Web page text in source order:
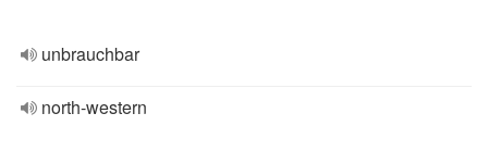
unbrauchbar
north-western